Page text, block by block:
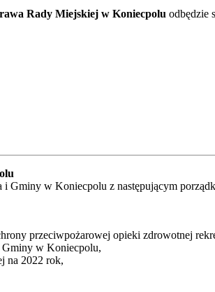
Rady Miejskiej w Koniecpolu odbędzie
Gminy w Koniecpolu z następującym
przeciwpożarowej opieki zdrowotnej
Gminy w Koniecpolu,
na 2022 rok,